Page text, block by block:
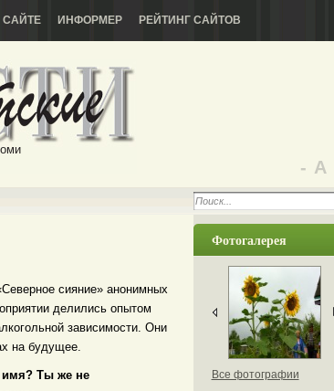
САЙТЕ ИНФОРМЕР РЕЙТИНГ САЙТОВ
- А
сияние» анонимных
делились опытом
зависимости. Они
на будущее.
имя? Ты же не
Фотогалерея
Все фотографии